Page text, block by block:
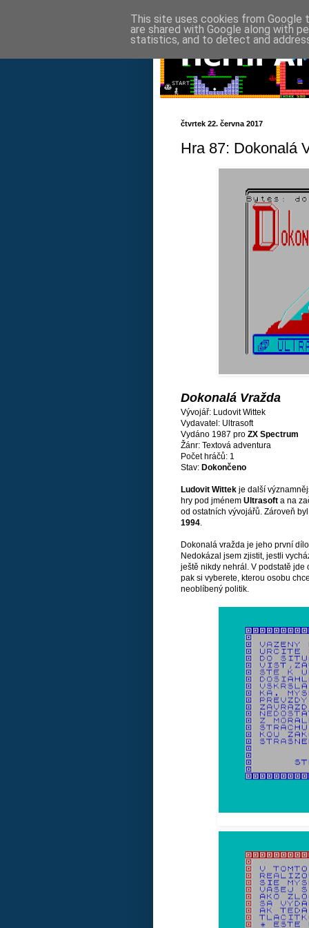
čtvrtek 22. června 2017
Hra 87: Dokonalá
Dokonalá Vražda
Vývojář: Ludovit Wittek
Vydavatel: Ultrasoft
Vydáno 1987 pro ZX Spectrum
Žánr: Textová adventura
Počet hráčů: 1
Stav: Dokončeno
Ludovit Wittek je další
hry pod jménem Ultrasoft a na
od ostatních vývojářů. Zároveň
1994.
Dokonalá vražda je jeho první
Nedokázal jsem zjistit, jestli
ještě nikdy nehrál. V podstatě jde
pak si vyberete, kterou osobu
neoblíbený politik.
This site uses cookies from Google
are shared with Google along with
statistics, and to detect and